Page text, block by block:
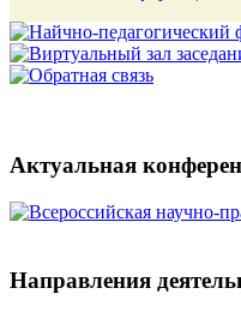
Актуальная
Направления